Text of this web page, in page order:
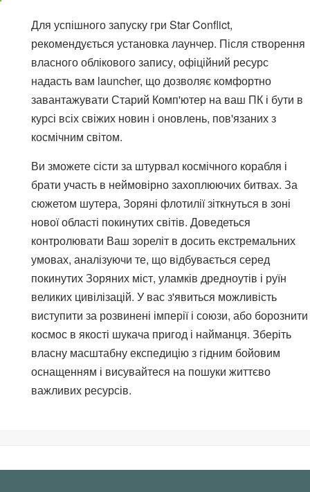
Для успішного запуску гри Star Conflict,
рекомендується установка лаунчер. Після створення
власного облікового запису, офіційний ресурс
надасть вам launcher, що дозволяє комфортно
завантажувати Старий Комп'ютер на ваш ПК і бути в
курсі всіх свіжих новин і оновлень, пов'язаних з
космічним світом.
Ви зможете сісти за штурвал космічного корабля і
брати участь в неймовірно захоплюючих битвах. За
сюжетом шутера, Зоряні флотилії зіткнуться в зоні
нової області покинутих світів. Доведеться
контролювати Ваш зореліт в досить екстремальних
умовах, аналізуючи те, що відбувається серед
покинутих Зоряних міст, уламків дредноутів і руїн
великих цивілізацій. У вас з'явиться можливість
виступити за розвинені імперії і союзи, або борознити
космос в якості шукача пригод і найманця. Зберіть
власну масштабну експедицію з гідним бойовим
оснащенням і висувайтеся на пошуки життєво
важливих ресурсів.